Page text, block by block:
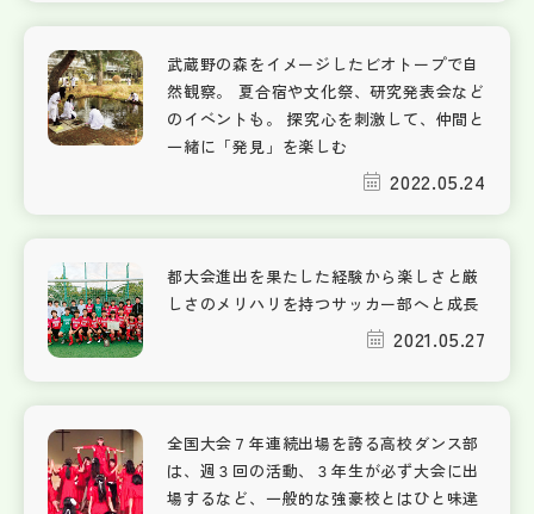
武蔵野の森をイメージしたビオトープで自
然観察。 夏合宿や文化祭、研究発表会など
のイベントも。 探究心を刺激して、仲間と
一緒に「発見」を楽しむ
2022.05.24
都大会進出を果たした経験から楽しさと厳
しさのメリハリを持つサッカー部へと成長
2021.05.27
全国大会７年連続出場を誇る高校ダンス部
は、週３回の活動、３年生が必ず大会に出
場するなど、一般的な強豪校とはひと味違